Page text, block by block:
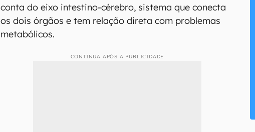
conta do eixo intestino-cérebro, sistema que conecta
os dois órgãos e tem relação direta com problemas
metabólicos.
CONTINUA APÓS A PUBLICIDADE